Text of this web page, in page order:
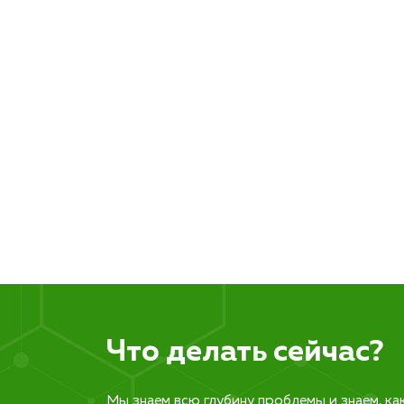
Что делать сейчас?
Мы знаем всю глубину проблемы и знаем,